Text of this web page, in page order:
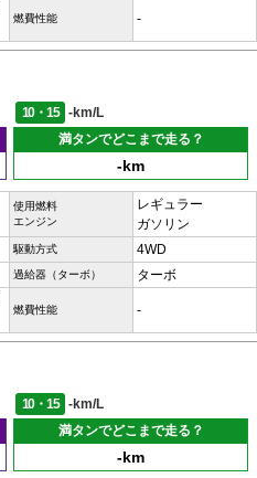
燃費性能 -
10・15
-km/L
満タンでどこまで走る？
-km
使用燃料
エンジン
レギュラー
ガソリン
駆動方式 4WD
過給器（ターボ） ターボ
燃費性能 -
10・15
-km/L
満タンでどこまで走る？
-km